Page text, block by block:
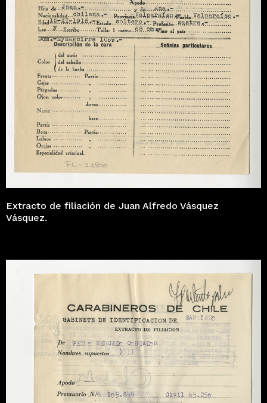
Extracto de filiación de Juan Alfredo Vásquez
Vásquez.